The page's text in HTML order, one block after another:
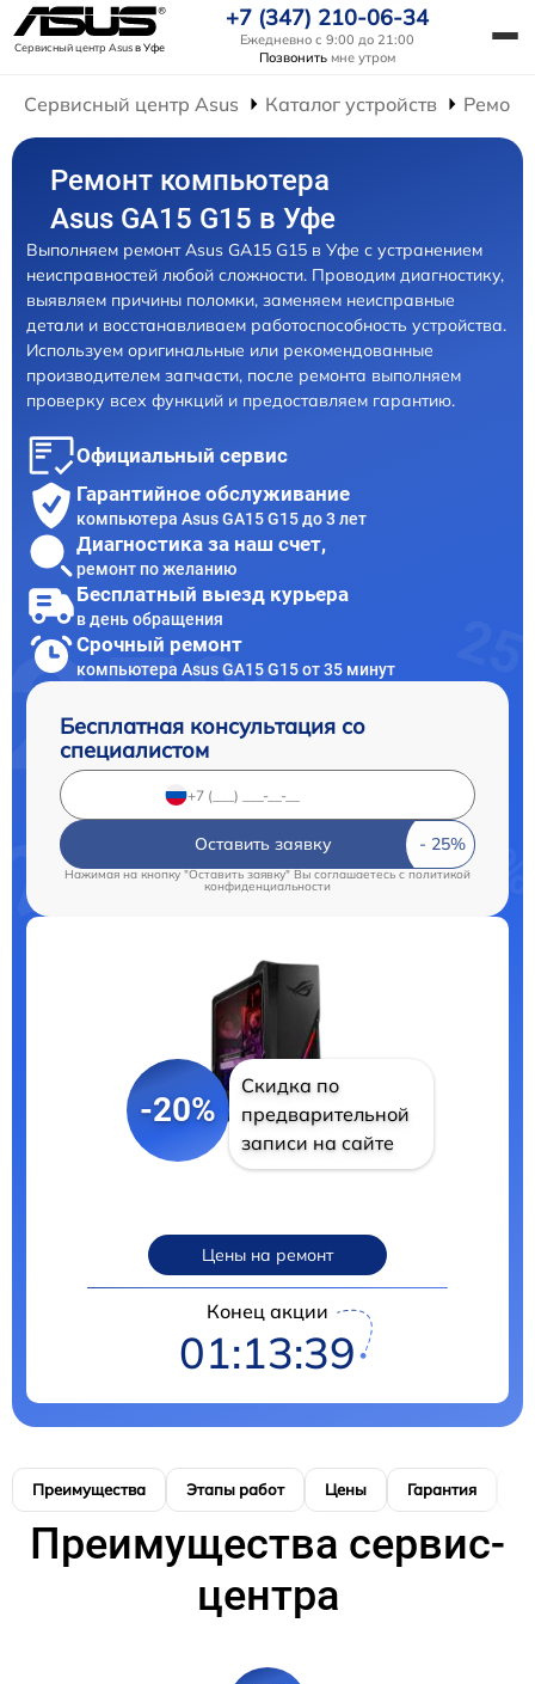
Сервисный центр Asusв Уфе
+7 (347) 210-06-34
Ежедневно с 9:00 до 21:00
Позвонить мне утром
Сервисный центр Asus Каталог устройств
Ремонт компьютера
Asus GA15 G15 в Уфе
Выполняем ремонт Asus GA15 G15 в Уфе с устранением
неисправностей любой сложности. Проводим диагностику,
выявляем причины поломки, заменяем неисправные
детали и восстанавливаем работоспособность устройства.
Используем оригинальные или рекомендованные
производителем запчасти, после ремонта выполняем
проверку всех функций и предоставляем гарантию.
Официальный сервис
Гарантийное обслуживание
компьютера Asus GA15 G15 до 3 лет
Диагностика за наш счет,
ремонт по желанию
Бесплатный выезд курьера
в день обращения
Срочный ремонт
компьютера Asus GA15 G15 от 35 минут
Бесплатная консультация со
специалистом
Оставить заявку
Нажимая на кнопку "Оставить заявку" Вы соглашаетесь cполитикой
конфиденциальности
-20%
Скидка по
предварительной
записи на сайте
Цены на ремонт
Конец акции
01:13:38
Преимущества Этапы работ Цены Гарантия
Преимущества сервис-
центра